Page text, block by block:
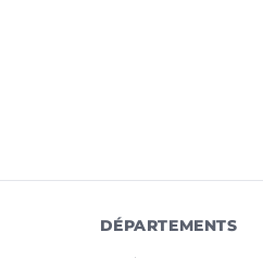
DÉPARTEMENTS